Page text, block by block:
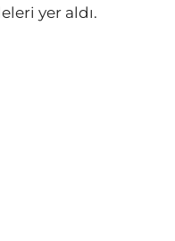
yer aldı.